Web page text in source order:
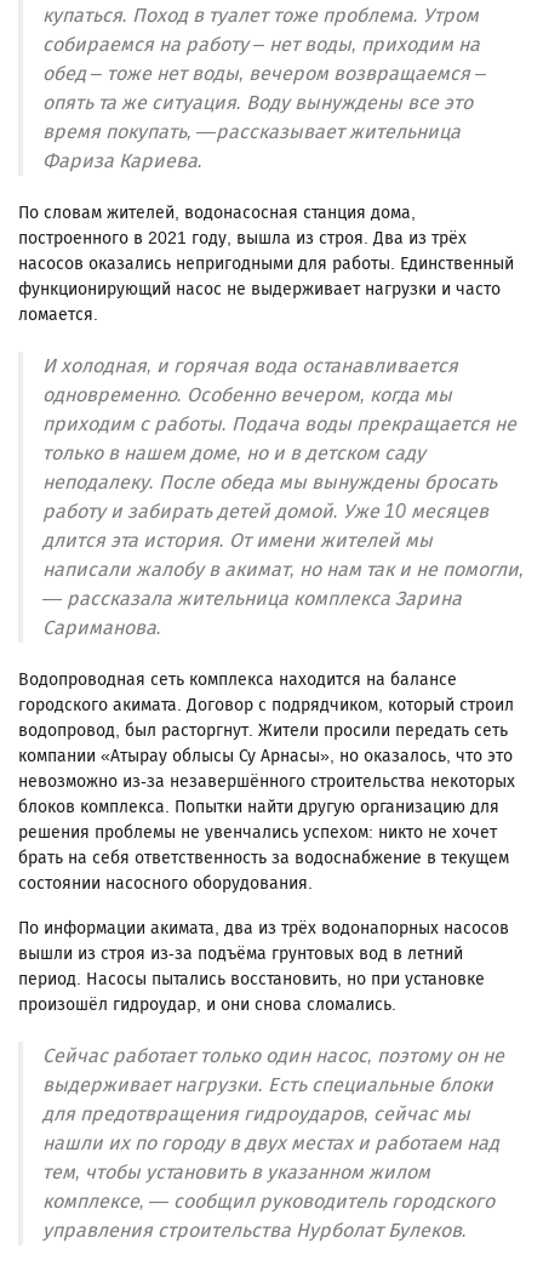
купаться. Поход в туалет тоже проблема. Утром
собираемся на работу – нет воды, приходим на
обед – тоже нет воды, вечером возвращаемся –
опять та же ситуация. Воду вынуждены все это
время покупать, —рассказывает жительница
Фариза Кариева.
По словам жителей, водонасосная станция дома,
построенного в 2021 году, вышла из строя. Два из трёх
насосов оказались непригодными для работы. Единственный
функционирующий насос не выдерживает нагрузки и часто
ломается.
И холодная, и горячая вода останавливается
одновременно. Особенно вечером, когда мы
приходим с работы. Подача воды прекращается не
только в нашем доме, но и в детском саду
неподалеку. После обеда мы вынуждены бросать
работу и забирать детей домой. Уже 10 месяцев
длится эта история. От имени жителей мы
написали жалобу в акимат, но нам так и не помогли,
— рассказала жительница комплекса Зарина
Сариманова.
Водопроводная сеть комплекса находится на балансе
городского акимата. Договор с подрядчиком, который строил
водопровод, был расторгнут. Жители просили передать сеть
компании «Атырау облысы Су Арнасы», но оказалось, что это
невозможно из-за незавершённого строительства некоторых
блоков комплекса. Попытки найти другую организацию для
решения проблемы не увенчались успехом: никто не хочет
брать на себя ответственность за водоснабжение в текущем
состоянии насосного оборудования.
По информации акимата, два из трёх водонапорных насосов
вышли из строя из-за подъёма грунтовых вод в летний
период. Насосы пытались восстановить, но при установке
произошёл гидроудар, и они снова сломались.
Сейчас работает только один насос, поэтому он не
выдерживает нагрузки. Есть специальные блоки
для предотвращения гидроударов, сейчас мы
нашли их по городу в двух местах и работаем над
тем, чтобы установить в указанном жилом
комплексе, — сообщил руководитель городского
управления строительства Нурболат Булеков.